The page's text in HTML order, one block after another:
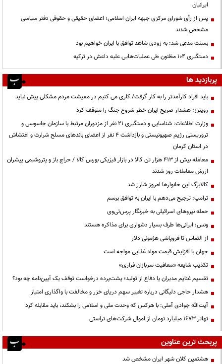
ایرانیان
پس از رأی شورای مرکزی جبهه ایران اسلامی؛ اعضای حقیقی و حقوقی دفتر سیاسی
مشخص شدند
بسنت مدعی شد: به زودی شاهد توافق با ایران خواهیم بود
دستگیری ۱۰۴ مظنون طی عملیات‌هایی علیه داعش در ترکیه
پربازدید ها
باید افراد کارآمدتر را به کار گرفت/ کاری می کنیم در معیشت مردم مشکلی پیش نیاید
رویترز: هشدار صریح ایران خطر شروع جنگ را متوقف کرد
وزارت اطلاعات: شناسایی و دستگیری ۲۱ نفر از مزدوران مرتبط با سازمان جاسوسی و
تروریستی رژیم صهیونیستی و بازداشت ۴ نفر از اعضای باندهای مسلح شرارت و اغتشاش
در استان کرمان
معامله بیش از ۴۱۳ هزار تن کالا در بازار فیزیکی بورس کالا / حراج باز و پتروشیمی پیشران
ارزش معاملات روز شدند
کالابرگ این خانوارها امروز شارژ شد
ترامپ: ترجیح می‌دهم با ایران به توافق برسم
حمله نیروهای اسرائیلی به خبرنگار پرس‌تی‌وی
ونس: ایرانی‌ها طرف بسیار دشواری برای مذاکره هستند
از التماس تا فروپاشی هژمونی دلار
جهان با افزایش قیمت مواد غذایی مواجه است
تکذیب شایعه «معافیت سربازان فراری»
تقسیم غنایم مدیران یا دفاع از تولید؛ پشت‌پرده درخواست توقف یک آیین‌نامه چه بود؟
هشدار حاجی دلیگانی درباره تغییر سهم دریای خزر و مخالفت با واگذاری امتیاز
آیت‌الله جوادی آملی: با هرکس که وحدت ملی و اسلامی را بشکند، باید مقابله کرد
تهاتر ۱۶۷۳ میلیارد تومان از اموال شرکت‌های تراستی
پربحث ترین عناوین
هشتمین کلان شهر ایران مشخص شد